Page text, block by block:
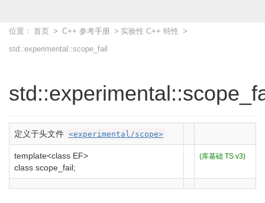
位置： 首页 > C++ 参考手册 > 实验性 C++ 特性 >
std::experimental::scope_fail
定义于头文件 <experimental/scope>
template<class EF>
class scope_fail;
(库基础 TS v3)